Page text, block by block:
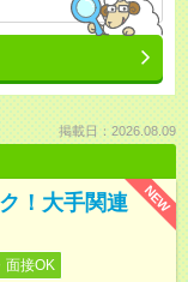
掲載日：2026.08.09
NEW
！大手関連
面接OK